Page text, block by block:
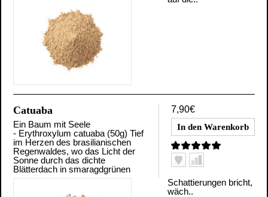
7,90€
Catuaba
Ein Baum mit Seele
- Erythroxylum catuaba (50g) Tief
im Herzen des brasilianischen
Regenwaldes, wo das Licht der
Sonne durch das dichte
Blätterdach in smaragdgrünen
Schattierungen bricht,
wäch..